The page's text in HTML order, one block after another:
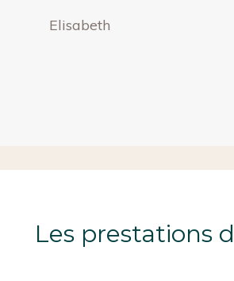
Elisabeth
Les prestations